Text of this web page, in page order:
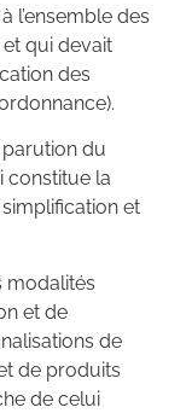
l’ensemble des
qui devait
des
parution du
constitue la
et
modalités
et de
de
de produits
de celui